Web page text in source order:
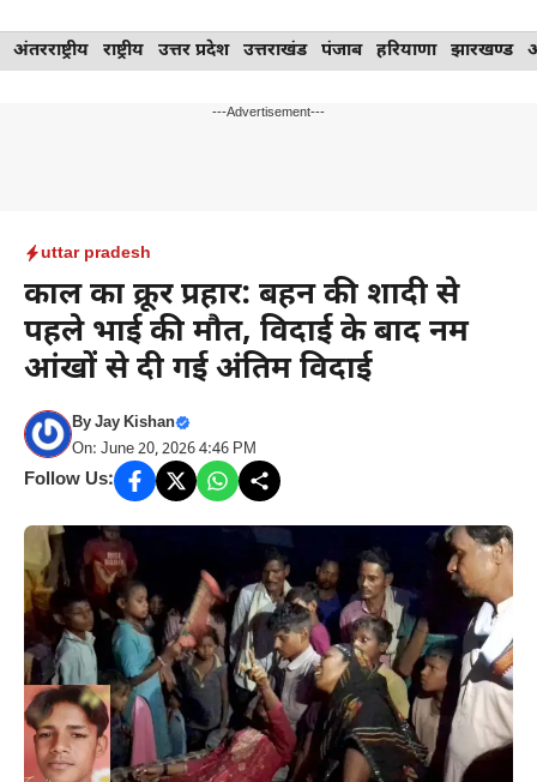
Skip
to
अंतरराष्ट्रीय राष्ट्रीय उत्तर प्रदेश उत्तराखंड पंजाब हरियाणा झारखण्ड
---Advertisement---
uttar pradesh
काल का क्रूर प्रहार: बहन की शादी से
पहले भाई की मौत, विदाई के बाद नम
आंखों से दी गई अंतिम विदाई
ByJay Kishan
On: June 20, 2026 4:46 PM
Follow Us: